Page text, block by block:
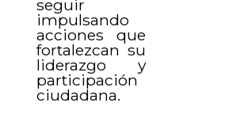
seguir
impulsando
acciones que
fortalezcan su
liderazgo y
participación
ciudadana.